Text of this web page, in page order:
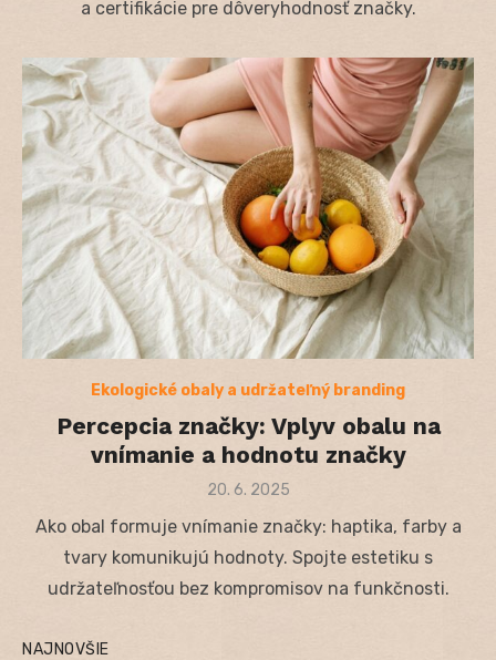
a certifikácie pre dôveryhodnosť značky.
Ekologické obaly a udržateľný branding
Percepcia značky: Vplyv obalu na
vnímanie a hodnotu značky
Posted
20. 6. 2025
Ako obal formuje vnímanie značky: haptika, farby a
tvary komunikujú hodnoty. Spojte estetiku s
udržateľnosťou bez kompromisov na funkčnosti.
NAJNOVŠIE